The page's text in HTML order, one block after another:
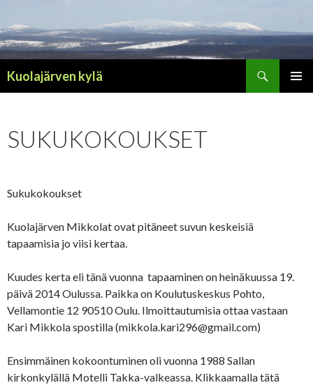
Kuolajärven kylä
SUKUKOKOUKSET
Sukukokoukset
Kuolajärven Mikkolat ovat pitäneet suvun keskeisiä
tapaamisia jo viisi kertaa.
Kuudes kerta eli tänä vuonna tapaaminen on heinäkuussa 19.
päivä 2014 Oulussa. Paikka on Koulutuskeskus Pohto,
Vellamontie 12 90510 Oulu. Ilmoittautumisia ottaa vastaan
Kari Mikkola spostilla (mikkola.kari296@gmail.com)
Ensimmäinen kokoontuminen oli vuonna 1988 Sallan
kirkonkylällä Motelli Takka-valkeassa. Klikkaamalla tätä